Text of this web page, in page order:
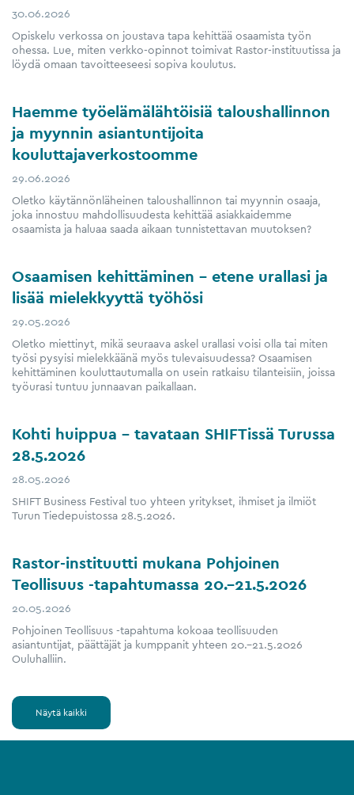
30.06.2026
Opiskelu verkossa on joustava tapa kehittää osaamista työn
ohessa. Lue, miten verkko-opinnot toimivat Rastor-instituutissa ja
löydä omaan tavoitteeseesi sopiva koulutus.
Haemme työelämälähtöisiä taloushallinnon
ja myynnin asiantuntijoita
kouluttajaverkostoomme
29.06.2026
Oletko käytännönläheinen taloushallinnon tai myynnin osaaja,
joka innostuu mahdollisuudesta kehittää asiakkaidemme
osaamista ja haluaa saada aikaan tunnistettavan muutoksen?
Osaamisen kehittäminen – etene urallasi ja
lisää mielekkyyttä työhösi
29.05.2026
Oletko miettinyt, mikä seuraava askel urallasi voisi olla tai miten
työsi pysyisi mielekkäänä myös tulevaisuudessa? Osaamisen
kehittäminen kouluttautumalla on usein ratkaisu tilanteisiin, joissa
työurasi tuntuu junnaavan paikallaan.
Kohti huippua – tavataan SHIFTissä Turussa
28.5.2026
28.05.2026
SHIFT Business Festival tuo yhteen yritykset, ihmiset ja ilmiöt
Turun Tiedepuistossa 28.5.2026.
Rastor-instituutti mukana Pohjoinen
Teollisuus -tapahtumassa 20.–21.5.2026
20.05.2026
Pohjoinen Teollisuus -tapahtuma kokoaa teollisuuden
asiantuntijat, päättäjät ja kumppanit yhteen 20.–21.5.2026
Ouluhalliin.
Näytä kaikki